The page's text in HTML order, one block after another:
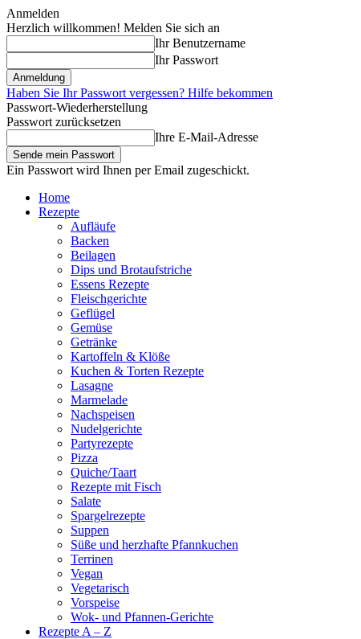
Anmelden
Herzlich willkommen! Melden Sie sich an
Ihr Benutzername
Ihr Passwort
Haben Sie Ihr Passwort vergessen? Hilfe bekommen
Passwort-Wiederherstellung
Passwort zurücksetzen
Ihre E-Mail-Adresse
Ein Passwort wird Ihnen per Email zugeschickt.
Home
Rezepte
Aufläufe
Backen
Beilagen
Dips und Brotaufstriche
Essens Rezepte
Fleischgerichte
Geflügel
Gemüse
Getränke
Kartoffeln & Klöße
Kuchen & Torten Rezepte
Lasagne
Marmelade
Nachspeisen
Nudelgerichte
Partyrezepte
Pizza
Quiche/Taart
Rezepte mit Fisch
Salate
Spargelrezepte
Suppen
Süße und herzhafte Pfannkuchen
Terrinen
Vegan
Vegetarisch
Vorspeise
Wok- und Pfannen-Gerichte
Rezepte A – Z